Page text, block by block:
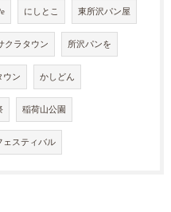
にしとこ 東所沢パン屋
クラタウン 所沢パンを
ウン かしどん
稲荷山公園
ェスティバル